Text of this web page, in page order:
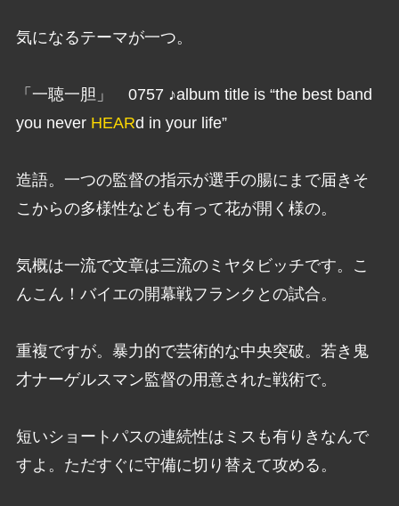
気になるテーマが一つ。
「一聴一胆」 0757 ♪album title is “the best band
you never HEARd in your life”
造語。一つの監督の指示が選手の腸にまで届きそ
こからの多様性なども有って花が開く様の。
気概は一流で文章は三流のミヤタビッチです。こ
んこん！バイエの開幕戦フランクとの試合。
重複ですが。暴力的で芸術的な中央突破。若き鬼
才ナーゲルスマン監督の用意された戦術で。
短いショートパスの連続性はミスも有りきなんで
すよ。ただすぐに守備に切り替えて攻める。